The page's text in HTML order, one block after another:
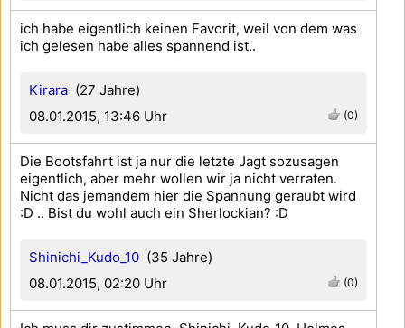
Kirara (27 Jahre)
08.01.2015, 13:46 Uhr
(0)
ich habe eigentlich keinen Favorit, weil von dem was
ich gelesen habe alles spannend ist..
Shinichi_Kudo_10 (35 Jahre)
08.01.2015, 02:20 Uhr
(0)
Die Bootsfahrt ist ja nur die letzte Jagt sozusagen
eigentlich, aber mehr wollen wir ja nicht verraten.
Nicht das jemandem hier die Spannung geraubt wird
:D .. Bist du wohl auch ein Sherlockian? :D